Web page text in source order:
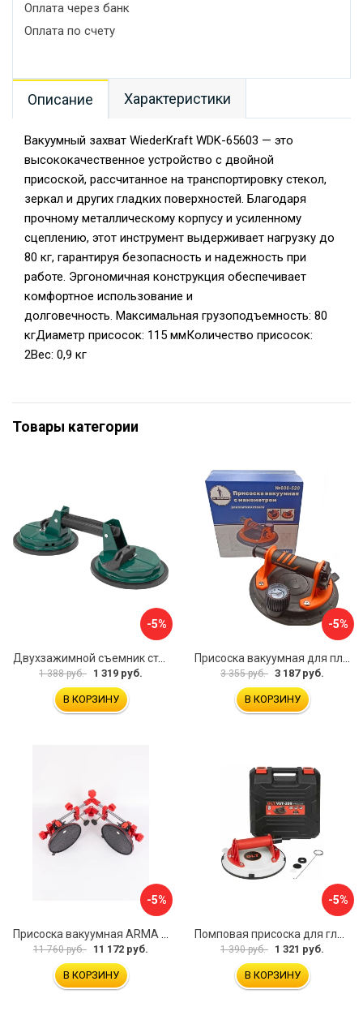
Оплата через банк
Оплата по счету
Описание Характеристики
Вакуумный захват WiederKraft WDK-65603 — это
высококачественное устройство с двойной
присоской, рассчитанное на транспортировку стекол,
зеркал и других гладких поверхностей. Благодаря
прочному металлическому корпусу и усиленному
сцеплению, этот инструмент выдерживает нагрузку до
80 кг, гарантируя безопасность и надежность при
работе. Эргономичная конструкция обеспечивает
комфортное использование и
долговечность. Максимальная грузоподъемность: 80
кгДиаметр присосок: 115 ммКоличество присосок:
2Вес: 0,9 кг
Товары категории
-5%
Двухзажимной съемник стекол Rockforce RF-63404(18564)
1 388 руб. 1 319 руб.
В КОРЗИНУ
-5%
3 355 руб. 3 187 руб.
В КОРЗИНУ
-5%
Присоска вакуумная ARMA P625A
11 760 руб. 11 172 руб.
В КОРЗИНУ
-5%
Помповая присоска для гладкой и шероховатой плитки DLT VST-209 1114
1 390 руб. 1 321 руб.
В КОРЗИНУ